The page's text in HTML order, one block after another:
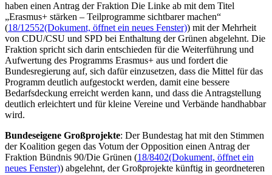
haben einen Antrag der Fraktion Die Linke ab mit dem Titel
„Erasmus+ stärken – Teilprogramme sichtbarer machen“
(18/12552(Dokument, öffnet ein neues Fenster)) mit der Mehrheit
von CDU/CSU und SPD bei Enthaltung der Grünen abgelehnt. Die
Fraktion spricht sich darin entschieden für die Weiterführung und
Aufwertung des Programms Erasmus+ aus und fordert die
Bundesregierung auf, sich dafür einzusetzen, dass die Mittel für das
Programm deutlich aufgestockt werden, damit eine bessere
Bedarfsdeckung erreicht werden kann, und dass die Antragstellung
deutlich erleichtert und für kleine Vereine und Verbände handhabbar
wird.
Bundeseigene Großprojekte: Der Bundestag hat mit den Stimmen
der Koalition gegen das Votum der Opposition einen Antrag der
Fraktion Bündnis 90/Die Grünen (18/8402(Dokument, öffnet ein
neues Fenster)) abgelehnt, der Großprojekte künftig in geordneteren